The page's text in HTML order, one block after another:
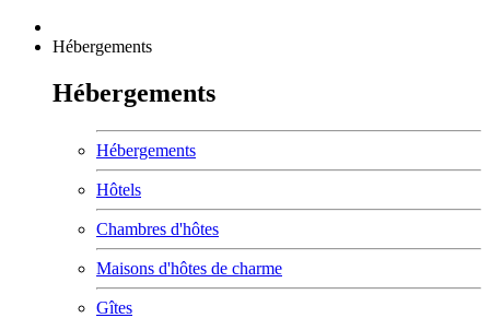
Hébergements
Hébergements
Hébergements
Hôtels
Chambres d'hôtes
Maisons d'hôtes de charme
Gîtes